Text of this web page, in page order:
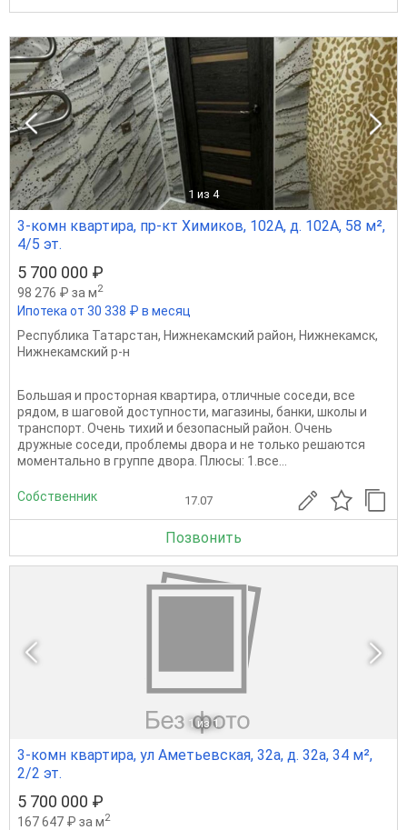
1 из 4
3-комн квартира, пр-кт Химиков, 102А, д. 102А, 58 м²,
4/5 эт.
5 700 000 ₽
98 276 ₽ за м2
Ипотека от 30 338 ₽ в месяц
Республика Татарстан, Нижнекамский район, Нижнекамск,
Нижнекамский р-н
Большая и просторная квартира, отличные соседи, все
рядом, в шаговой доступности, магазины, банки, школы и
транспорт. Очень тихий и безопасный район. Очень
дружные соседи, проблемы двора и не только решаются
моментально в группе двора. Плюсы: 1.все...
Собственник 17.07
Позвонить
1 из 1
3-комн квартира, ул Аметьевская, 32а, д. 32а, 34 м²,
2/2 эт.
5 700 000 ₽
167 647 ₽ за м2